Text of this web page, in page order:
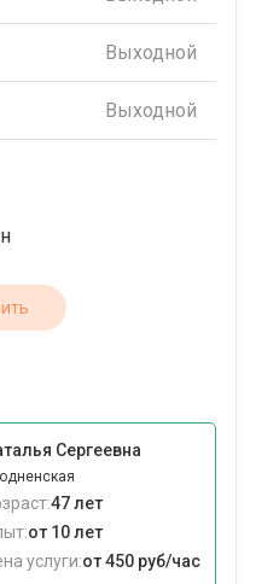
Выходной
Выходной
Сергеевна
47 лет
от 10 лет
услуги:от 450 руб/час